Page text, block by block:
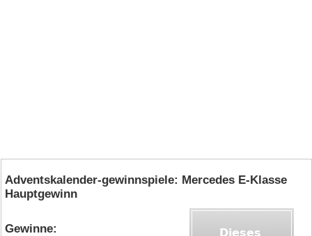
Adventskalender-gewinnspiele: Mercedes E‑Klasse
Hauptgewinn
Gewinne: